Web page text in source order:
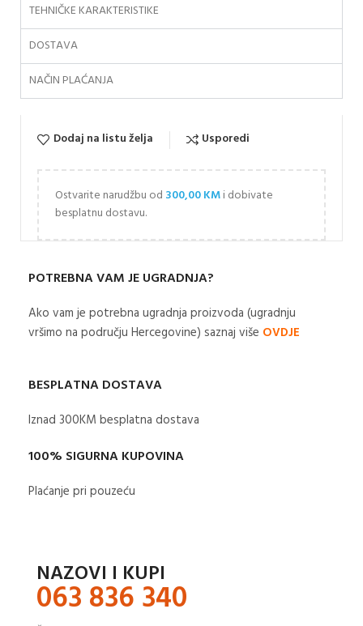
TEHNIČKE KARAKTERISTIKE
DOSTAVA
NAČIN PLAĆANJA
Dodaj na listu želja Usporedi
Ostvarite narudžbu od 300,00KMi dobivate
besplatnu dostavu.
POTREBNA VAM JE UGRADNJA?
Ako vam je potrebna ugradnja proizvoda (ugradnju
vršimo na području Hercegovine) saznaj više OVDJE
BESPLATNA DOSTAVA
Iznad 300KM besplatna dostava​
100% SIGURNA KUPOVINA
Plaćanje pri pouzeću
NAZOVI I KUPI
063 836 340